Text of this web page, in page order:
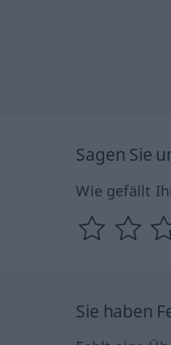
Sagen Sie
Wie gefällt
Sie haben